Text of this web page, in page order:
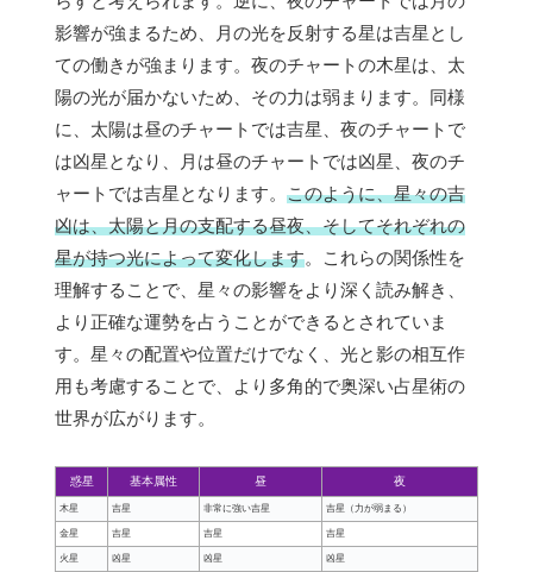
影響が強まるため、月の光を反射する星は吉星とし
ての働きが強まります。夜のチャートの木星は、太
陽の光が届かないため、その力は弱まります。同様
に、太陽は昼のチャートでは吉星、夜のチャートで
は凶星となり、月は昼のチャートでは凶星、夜のチ
ャートでは吉星となります。 このように、星々の吉
凶は、太陽と月の支配する昼夜、そしてそれぞれの
星が持つ光によって変化します。これらの関係性を
理解することで、星々の影響をより深く読み解き、
より正確な運勢を占うことができるとされていま
す。星々の配置や位置だけでなく、光と影の相互作
用も考慮することで、より多角的で奥深い占星術の
世界が広がります。
惑星 基本属性 昼 夜
木星 吉星 非常に強い吉星 吉星（力が弱まる）
金星 吉星 吉星 吉星
火星 凶星 凶星 凶星